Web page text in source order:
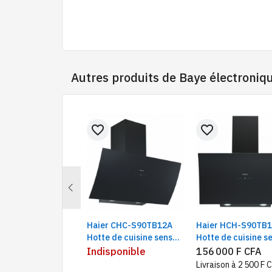
Autres produits de Baye
Previous
Haier CHC-S90TB12A
Hotte de cuisine sensor
90 cm | Cheminée
favorite_border
Indisponible
Haier HCH-
Hotte de cuisine
en verre 90X60 cm,
cheminée
favorite_border
156 000 F CFA
Livraison à 2 500 F